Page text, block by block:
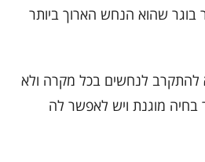
בוגר שהוא הנחש הארוך ביותר
להתקרב לנחשים בכל מקרה ולא
בחיה מוגנת ויש לאפשר לה